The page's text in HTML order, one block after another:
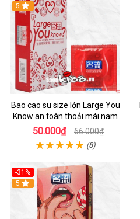
Hot
5
Bao cao su size lớn Large You
Know an toàn thoải mái nam
50.000₫ 66.000₫
(8)
-31%
Hot
5